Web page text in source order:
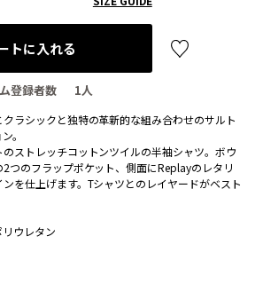
トに入れる
登録者数 1人
ラシックと独特の革新的な組み合わせのサルト
。
のストレッチコットンツイルの半袖シャツ。ボウ
2つのフラップポケット、側面にReplayのレタリ
を仕上げます。Tシャツとのレイヤードがベスト
ウレタン